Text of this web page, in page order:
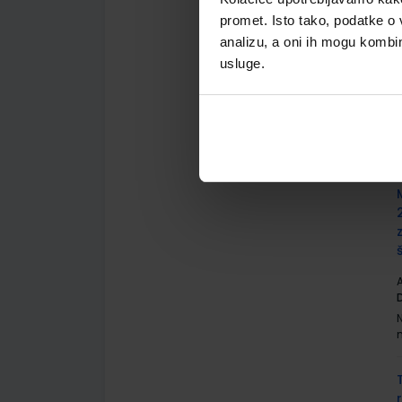
promet. Isto tako, podatke
analizu, a oni ih mogu
usluge.